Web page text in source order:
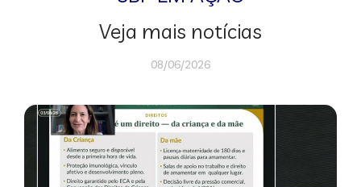
Veja mais notícias
08/06/2026